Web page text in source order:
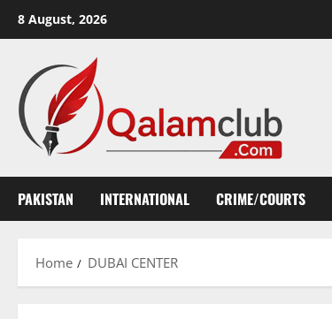
8 August, 2026
PAKISTAN INTERNATIONAL CRIME/COURTS
Home DUBAI CENTER